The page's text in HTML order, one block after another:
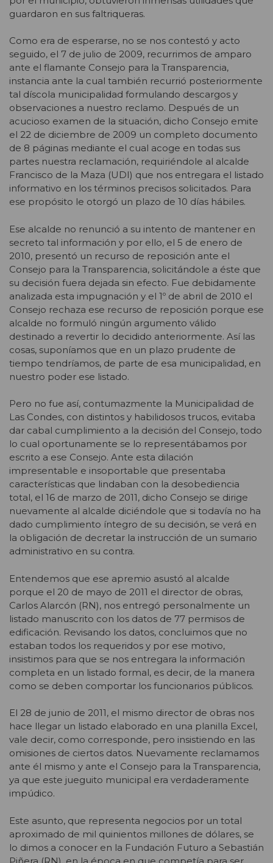
guardaron en sus faltriqueras.
Como era de esperarse, no se nos contestó y acto
seguido, el 7 de julio de 2009, recurrimos de amparo
ante el flamante Consejo para la Transparencia,
instancia ante la cual también recurrió posteriormente
tal díscola municipalidad formulando descargos y
observaciones a nuestro reclamo. Después de un
acucioso examen de la situación, dicho Consejo emite
el 22 de diciembre de 2009 un completo documento
de 8 páginas mediante el cual acoge en todas sus
partes nuestra reclamación, requiriéndole al alcalde
Francisco de la Maza (UDI) que nos entregara el listado
informativo en los términos precisos solicitados. Para
ese propósito le otorgó un plazo de 10 días hábiles.
Ese alcalde no renunció a su intento de mantener en
secreto tal información y por ello, el 5 de enero de
2010, presentó un recurso de reposición ante el
Consejo para la Transparencia, solicitándole a éste que
su decisión fuera dejada sin efecto. Fue debidamente
analizada esta impugnación y el 1º de abril de 2010 el
Consejo rechaza ese recurso de reposición porque ese
alcalde no formuló ningún argumento válido
destinado a revertir lo decidido anteriormente. Así las
cosas, suponíamos que en un plazo prudente de
tiempo tendríamos, de parte de esa municipalidad, en
nuestro poder ese listado.
Pero no fue así, contumazmente la Municipalidad de
Las Condes, con distintos y habilidosos trucos, evitaba
dar cabal cumplimiento a la decisión del Consejo, todo
lo cual oportunamente se lo representábamos por
escrito a ese Consejo. Ante esta dilación
impresentable e insoportable que presentaba
características que lindaban con la desobediencia
total, el 16 de marzo de 2011, dicho Consejo se dirige
nuevamente al alcalde diciéndole que si todavía no ha
dado cumplimiento íntegro de su decisión, se verá en
la obligación de decretar la instrucción de un sumario
administrativo en su contra.
Entendemos que ese apremio asustó al alcalde
porque el 20 de mayo de 2011 el director de obras,
Carlos Alarcón (RN), nos entregó personalmente un
listado manuscrito con los datos de 77 permisos de
edificación. Revisando los datos, concluimos que no
estaban todos los requeridos y por ese motivo,
insistimos para que se nos entregara la información
completa en un listado formal, es decir, de la manera
como se deben comportar los funcionarios públicos.
El 28 de junio de 2011, el mismo director de obras nos
hace llegar un listado elaborado en una planilla Excel,
vale decir, como corresponde, pero insistiendo en las
omisiones de ciertos datos. Nuevamente reclamamos
ante él mismo y ante el Consejo para la Transparencia,
ya que este jueguito municipal era verdaderamente
impúdico.
Este asunto, que representa negocios por un total
aproximado de mil quinientos millones de dólares, se
lo dimos a conocer en la Fundación Futuro a Sebastián
Piñera (RN), en la época en que competía para ser